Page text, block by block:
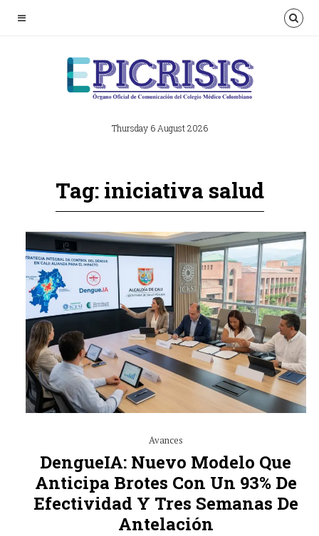
Thursday 6 August 2026
Tag: iniciativa salud
Avances
DengueIA: Nuevo Modelo Que
Anticipa Brotes Con Un 93% De
Efectividad Y Tres Semanas De
Antelación